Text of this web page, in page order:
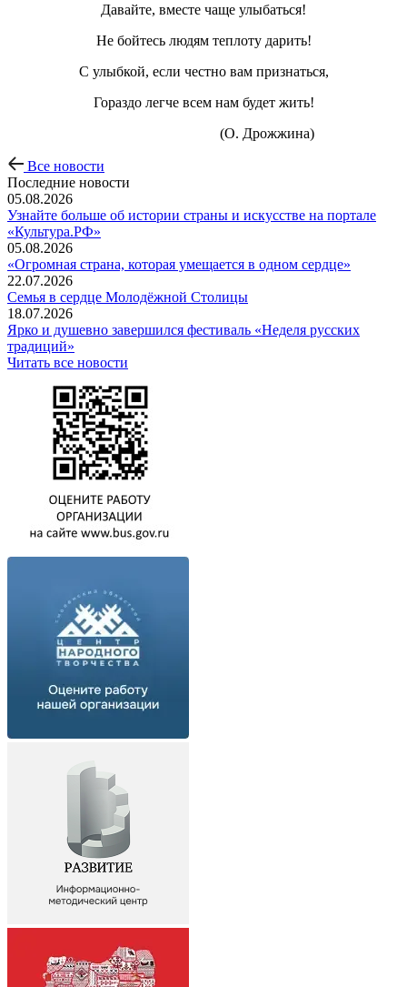
Давайте, вместе чаще улыбаться!
Не бойтесь людям теплоту дарить!
С улыбкой, если честно вам признаться,
Гораздо легче всем нам будет жить!
(О. Дрожжина)
Все новости
Последние новости
05.08.2026
Узнайте больше об истории страны и искусстве на портале
«Культура.РФ»
05.08.2026
«Огромная страна, которая умещается в одном сердце»
22.07.2026
Семья в сердце Молодёжной Столицы
18.07.2026
Ярко и душевно завершился фестиваль «Неделя русских
традиций»
Читать все новости